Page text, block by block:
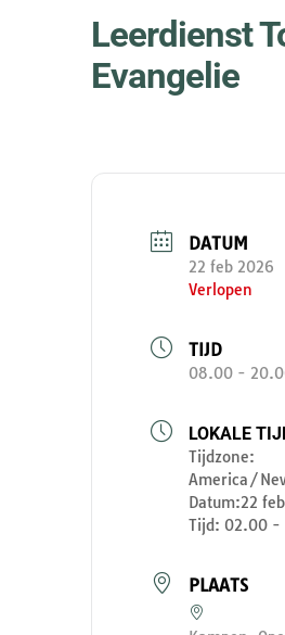
Leerdienst
Evangelie
DATUM
22 feb 2026
Verlopen
TIJD
08.00 -
LOKALE
Tijdzone:
America/
Datum:22
Tijd: 02.00 -
PLAATS